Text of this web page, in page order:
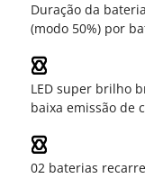
Duração da
(modo 50%) por
LED super brilho
baixa emissão de
02 baterias